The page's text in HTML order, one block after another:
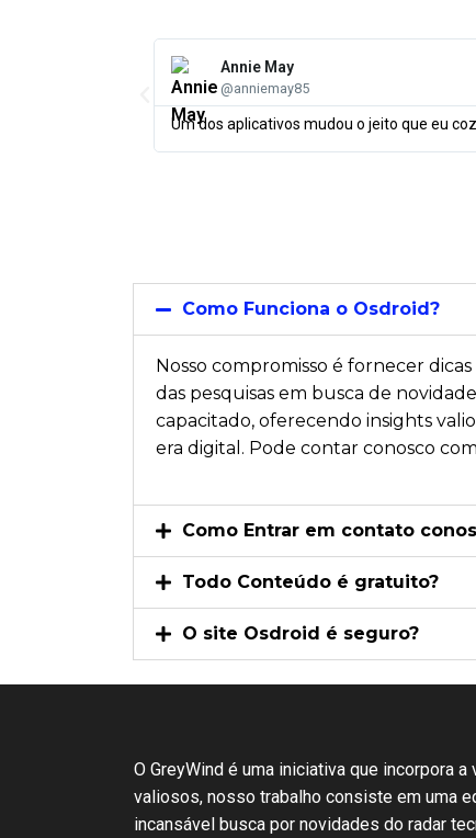
Annie May
@anniemay85
Um dos aplicativos mudou o jeito que eu
Como Funciona o Osdroid?
Nosso compromisso é fornecer
das pesquisas em busca de
capacitado, oferecendo insights
era digital. Pode contar conosco
Como Entrar em contato
Todo Conteúdo é gratuito?
O site Osdroid é seguro?
O GreyWind é uma iniciativa que incorpora
valiosos, nosso trabalho consiste em uma
incansável busca por novidades do radar